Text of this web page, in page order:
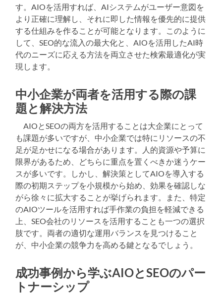
す。AIOを活用すれば、AIシステムがユーザー意図を
より正確に理解し、それに即した情報を優先的に提供
する仕組みを作ることが可能となります。このように
して、SEO的な流入の最大化と、AIOを活用したAI時
代のニーズに応える方法を両立させた検索最適化が実
現します。
中小企業が両者を活用する際の課
題と解決方法
AIOとSEOの両方を活用することは大企業にとって
も課題が多いですが、中小企業では特にリソースの不
足が足かせになる場合があります。人的資源や予算に
限界があるため、どちらに重点を置くべきか迷うケー
スが多いです。しかし、解決策としてAIOを導入する
際の初期ステップを小規模から始め、効果を確認しな
がら徐々に拡大することが挙げられます。また、特定
のAIOツールを活用すれば手作業の負担を軽減できる
上、SEO会社のリソースを活用することも一つの選択
肢です。両者の適切な運用バランスを見つけること
が、中小企業の競争力を高める鍵となるでしょう。
成功事例から学ぶAIOとSEOのパー
トナーシップ